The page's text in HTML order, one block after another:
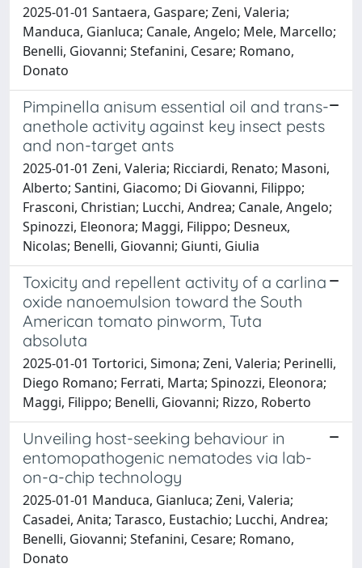
2025-01-01 Santaera, Gaspare; Zeni, Valeria;
Manduca, Gianluca; Canale, Angelo; Mele, Marcello;
Benelli, Giovanni; Stefanini, Cesare; Romano,
Donato
Pimpinella anisum essential oil and trans-
anethole activity against key insect pests
and non-target ants
2025-01-01 Zeni, Valeria; Ricciardi, Renato; Masoni,
Alberto; Santini, Giacomo; Di Giovanni, Filippo;
Frasconi, Christian; Lucchi, Andrea; Canale, Angelo;
Spinozzi, Eleonora; Maggi, Filippo; Desneux,
Nicolas; Benelli, Giovanni; Giunti, Giulia
Toxicity and repellent activity of a carlina
oxide nanoemulsion toward the South
American tomato pinworm, Tuta
absoluta
2025-01-01 Tortorici, Simona; Zeni, Valeria; Perinelli,
Diego Romano; Ferrati, Marta; Spinozzi, Eleonora;
Maggi, Filippo; Benelli, Giovanni; Rizzo, Roberto
Unveiling host-seeking behaviour in
entomopathogenic nematodes via lab-
on-a-chip technology
2025-01-01 Manduca, Gianluca; Zeni, Valeria;
Casadei, Anita; Tarasco, Eustachio; Lucchi, Andrea;
Benelli, Giovanni; Stefanini, Cesare; Romano,
Donato